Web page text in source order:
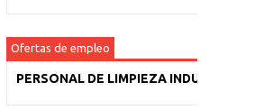
Ofertas de empleo
PERSONAL DE LIMPIEZA INDUSTRIAL